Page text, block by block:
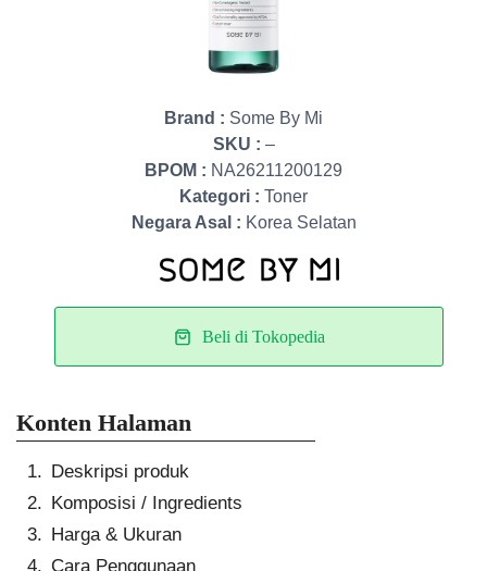
Brand : Some By Mi
SKU : –
BPOM : NA26211200129
Kategori : Toner
Negara Asal : Korea Selatan
Beli di Tokopedia
Konten Halaman
Deskripsi produk
Komposisi / Ingredients
Harga & Ukuran
Cara Penggunaan